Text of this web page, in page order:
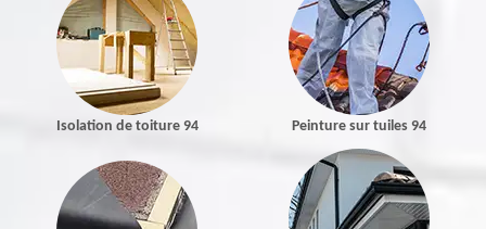
Isolation de toiture 94 Peinture sur tuiles 94